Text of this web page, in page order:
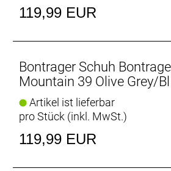
Fester Halt und volle Attacke
Souverän und zuverlässig
Das einheitliche Profil sorgt für
berechenbare Schnittstelle
Sohle, damit du auch in
Kontrolle behältst.
119,99 EUR
Bontrager Schuh
Mountain 39 Olive Grey/Bl
Artikel ist lieferbar
pro Stück (inkl. MwSt.)
119,99 EUR